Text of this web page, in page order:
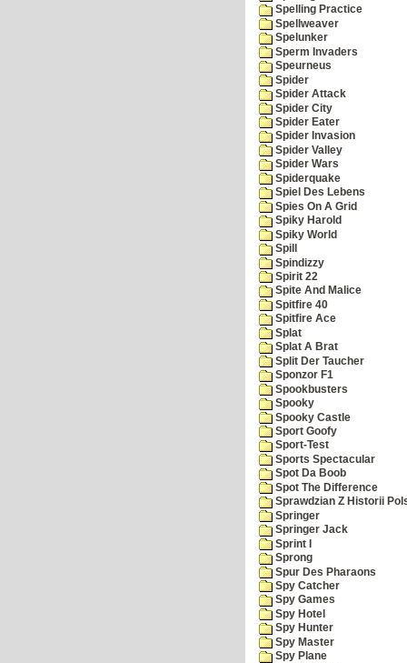
Spelling Practice
Spellweaver
Spelunker
Sperm Invaders
Speurneus
Spider
Spider Attack
Spider City
Spider Eater
Spider Invasion
Spider Valley
Spider Wars
Spiderquake
Spiel Des Lebens
Spies On A Grid
Spiky Harold
Spiky World
Spill
Spindizzy
Spirit 22
Spite And Malice
Spitfire 40
Spitfire Ace
Splat
Splat A Brat
Split Der Taucher
Sponzor F1
Spookbusters
Spooky
Spooky Castle
Sport Goofy
Sport-Test
Sports Spectacular
Spot Da Boob
Spot The Difference
Sprawdzian Z Historii
Springer
Springer Jack
Sprint I
Sprong
Spur Des Pharaons
Spy Catcher
Spy Games
Spy Hotel
Spy Hunter
Spy Master
Spy Plane